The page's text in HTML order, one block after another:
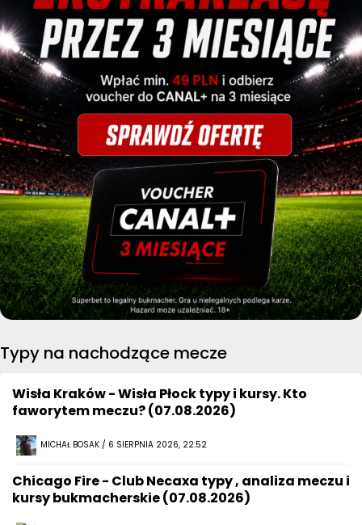
Typy na nachodzące mecze
Wisła Kraków - Wisła Płock typy i kursy. Kto
faworytem meczu? (07.08.2026)
MICHAŁ BOSAK / 6 SIERPNIA 2026, 22:52
Chicago Fire - Club Necaxa typy , analiza meczu i
kursy bukmacherskie (07.08.2026)